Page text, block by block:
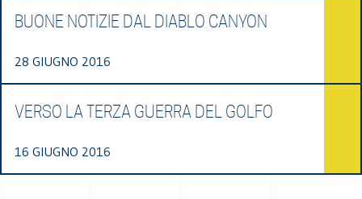
BUONE NOTIZIE DAL DIABLO CANYON
28 GIUGNO 2016
VERSO LA TERZA GUERRA DEL GOLFO
16 GIUGNO 2016